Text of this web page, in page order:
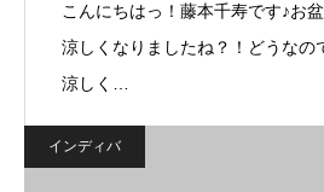
こんにちはっ！藤本千寿です♪お
涼しくなりましたね？！どうなの
涼しく…
インディバ